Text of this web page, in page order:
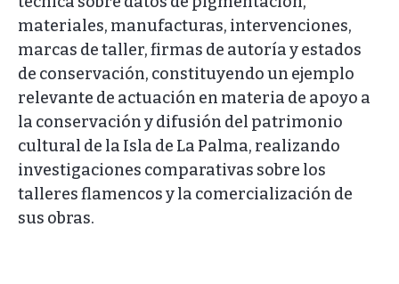
materiales, manufacturas, intervenciones,
marcas de taller, firmas de autoría y estados
de conservación, constituyendo un ejemplo
relevante de actuación en materia de apoyo a
la conservación y difusión del patrimonio
cultural de la Isla de La Palma, realizando
investigaciones comparativas sobre los
talleres flamencos y la comercialización de
sus obras.